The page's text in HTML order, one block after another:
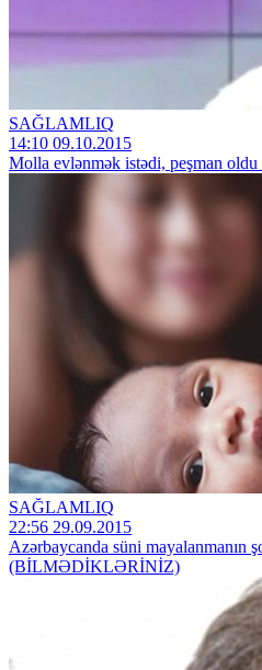
SAĞLAMLIQ
14:10 09.10.2015
Molla evlənmək istədi, peşman
SAĞLAMLIQ
22:56 29.09.2015
Azərbaycanda süni mayalanmanın
(BİLMƏDİKLƏRİNİZ)